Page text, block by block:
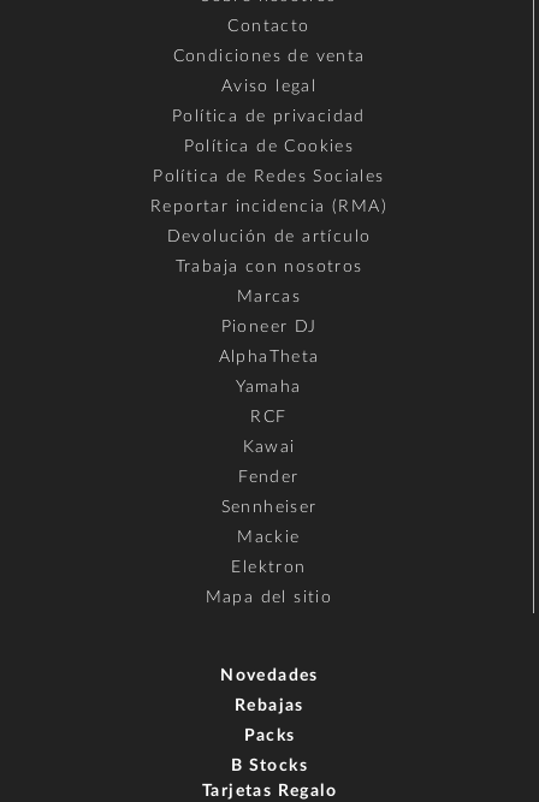
Contacto
Condiciones de venta
Aviso legal
Política de privacidad
Política de Cookies
Política de Redes Sociales
Reportar incidencia (RMA)
Devolución de artículo
Trabaja con nosotros
Marcas
Pioneer DJ
AlphaTheta
Yamaha
RCF
Kawai
Fender
Sennheiser
Mackie
Elektron
Mapa del sitio
Novedades
Rebajas
Packs
B Stocks
Tarjetas Regalo